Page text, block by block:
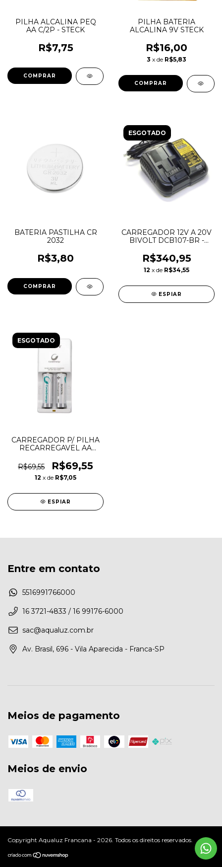
PILHA ALCALINA PEQ
AA C/2P - STECK
R$7,75
PILHA BATERIA
ALCALINA 9V STECK
R$16,00
3 x de R$5,83
BATERIA PASTILHA CR
2032
R$3,80
ESGOTADO
CARREGADOR 12V A 20V
BIVOLT DCB107-BR -
R$340,95
12 x de R$34,55
ESPIAR
ESGOTADO
CARREGADOR P/ PILHA
RECARREGAVEL AA
R$69,55
R$69,55
12 x de R$7,05
ESPIAR
Entre em contato
5516991766000
16 3721-4833 / 16 99176-6000
sac@aqualuz.com.br
Av. Brasil, 696 - Vila Aparecida - Franca-SP
Meios de pagamento
Meios de envio
Copyright Aqualuz Francana - 2026. Todos os direitos reservados.